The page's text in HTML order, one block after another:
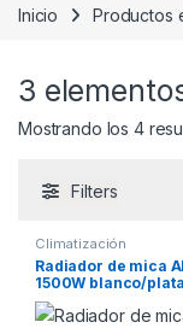
Inicio Productos
3
Mostrando los 4
Filters
Climatización
Radiador de mica
1500W blanco/plata